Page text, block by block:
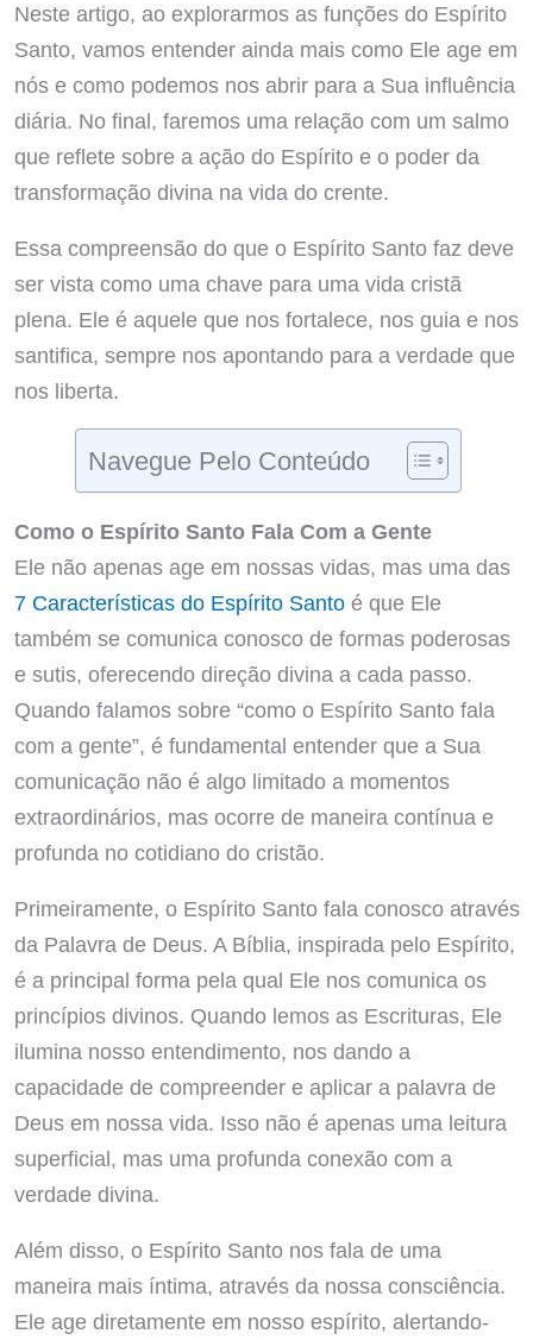
Neste artigo, ao explorarmos as funções do Espírito
Santo, vamos entender ainda mais como Ele age em
nós e como podemos nos abrir para a Sua influência
diária. No final, faremos uma relação com um salmo
que reflete sobre a ação do Espírito e o poder da
transformação divina na vida do crente.
Essa compreensão do que o Espírito Santo faz deve
ser vista como uma chave para uma vida cristã
plena. Ele é aquele que nos fortalece, nos guia e nos
santifica, sempre nos apontando para a verdade que
nos liberta.
Navegue Pelo Conteúdo
Como o Espírito Santo Fala Com a Gente
Ele não apenas age em nossas vidas, mas uma das
7 Características do Espírito Santoé que Ele
também se comunica conosco de formas poderosas
e sutis, oferecendo direção divina a cada passo.
Quando falamos sobre “como o Espírito Santo fala
com a gente”, é fundamental entender que a Sua
comunicação não é algo limitado a momentos
extraordinários, mas ocorre de maneira contínua e
profunda no cotidiano do cristão.
Primeiramente, o Espírito Santo fala conosco através
da Palavra de Deus. A Bíblia, inspirada pelo Espírito,
é a principal forma pela qual Ele nos comunica os
princípios divinos. Quando lemos as Escrituras, Ele
ilumina nosso entendimento, nos dando a
capacidade de compreender e aplicar a palavra de
Deus em nossa vida. Isso não é apenas uma leitura
superficial, mas uma profunda conexão com a
verdade divina.
Além disso, o Espírito Santo nos fala de uma
maneira mais íntima, através da nossa consciência.
Ele age diretamente em nosso espírito, alertando-